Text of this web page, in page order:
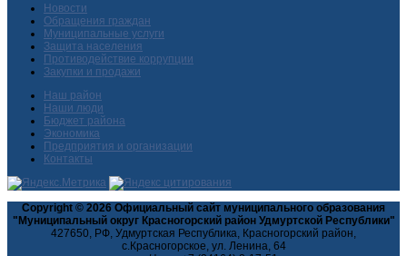
Новости
Обращения граждан
Муниципальные услуги
Защита населения
Противодействие коррупции
Закупки и продажи
Наш район
Наши люди
Бюджет района
Экономика
Предприятия и организации
Контакты
Copyright © 2026 Официальный сайт муниципального образования
"Муниципальный округ Красногорский район Удмуртской Республики"
427650, РФ, Удмуртская Республика, Красногорский район,
с.Красногорское, ул. Ленина, 64